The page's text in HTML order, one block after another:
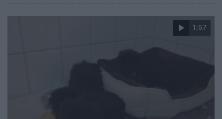
1:57